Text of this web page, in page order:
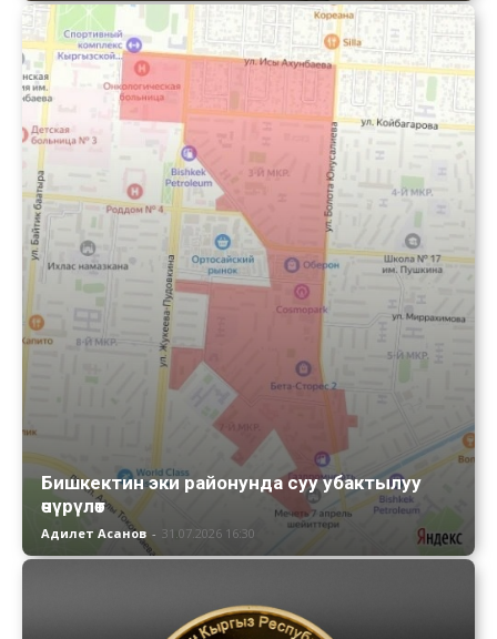
Бишкектин эки районунда суу убактылуу
өчүрүлөт
Адилет Асанов - 31.07.2026 16:30